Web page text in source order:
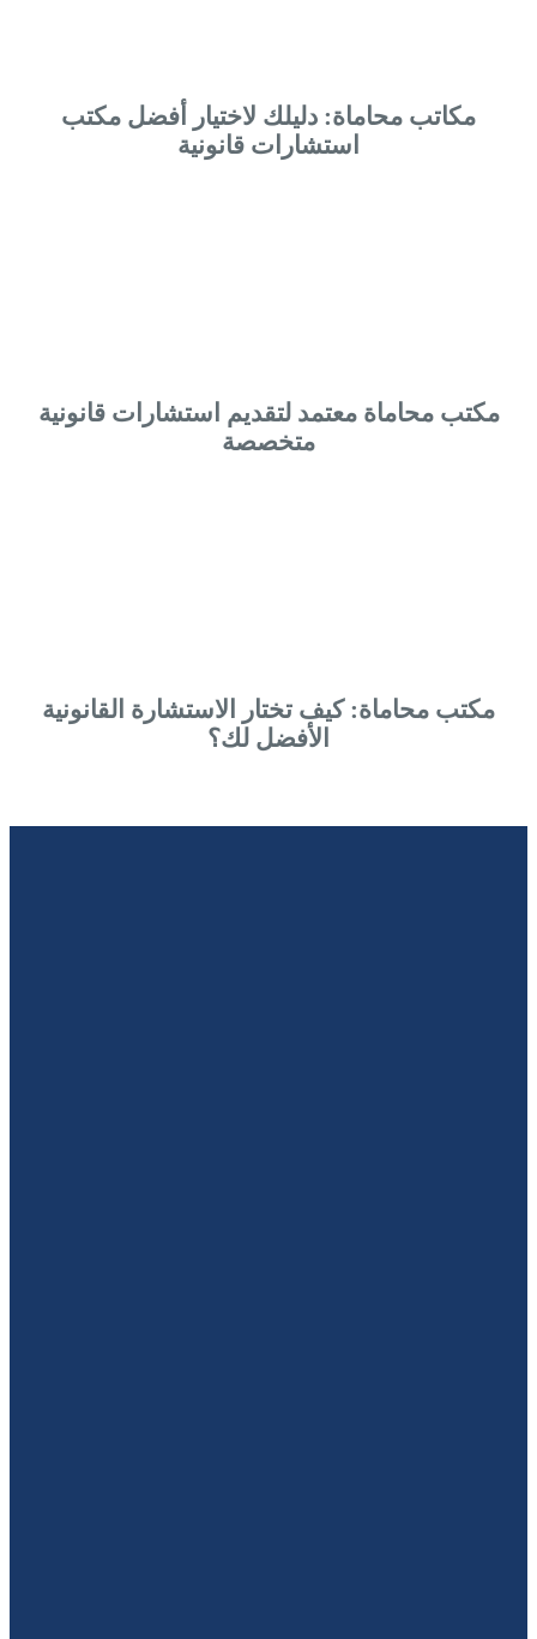
مكاتب محاماة: دليلك لاختيار أفضل مكتب
استشارات قانونية
مكتب محاماة معتمد لتقديم استشارات قانونية
متخصصة
مكتب محاماة: كيف تختار الاستشارة القانونية
الأفضل لك؟